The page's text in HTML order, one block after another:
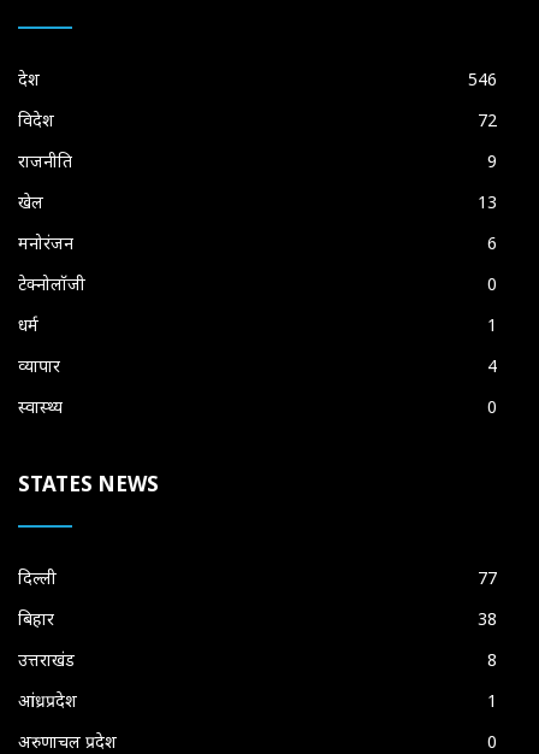
देश
546
विदेश
72
राजनीति
9
खेल
13
मनोरंजन
6
टेक्नोलॉजी
0
धर्म
1
व्यापार
4
स्वास्थ्य
0
STATES NEWS
दिल्ली
77
बिहार
38
उत्तराखंड
8
आंध्रप्रदेश
1
अरुणाचल प्रदेश
0